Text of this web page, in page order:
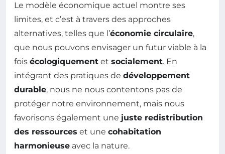
Le modèle économique actuel montre ses
limites, et c’est à travers des approches
alternatives, telles que l’économie circulaire,
que nous pouvons envisager un futur viable à la
fois écologiquement et socialement. En
intégrant des pratiques de développement
durable, nous ne nous contentons pas de
protéger notre environnement, mais nous
favorisons également une juste redistribution
des ressources et une cohabitation
harmonieuse avec la nature.